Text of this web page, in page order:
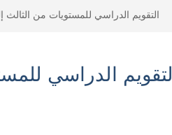
التقويم الدراسي للمستويات من الثالث إلى
التقويم الدراسي